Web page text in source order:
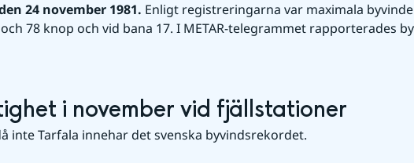
24 november 1981. Enligt registreringarna var maximala
78 knop och vid bana 17. I METAR-telegrammet rapporterades
i november vid fjällstationer
inte Tarfala innehar det svenska byvindsrekordet.